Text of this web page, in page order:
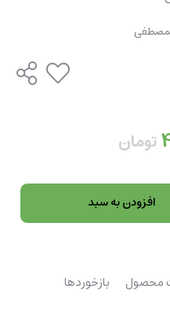
تومان
افزودن به سبد
محصول بازخوردها